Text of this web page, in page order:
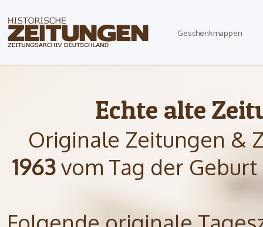
Geschenkmappen
Echte alte
Originale Zeitungen &
1963vom Tag der